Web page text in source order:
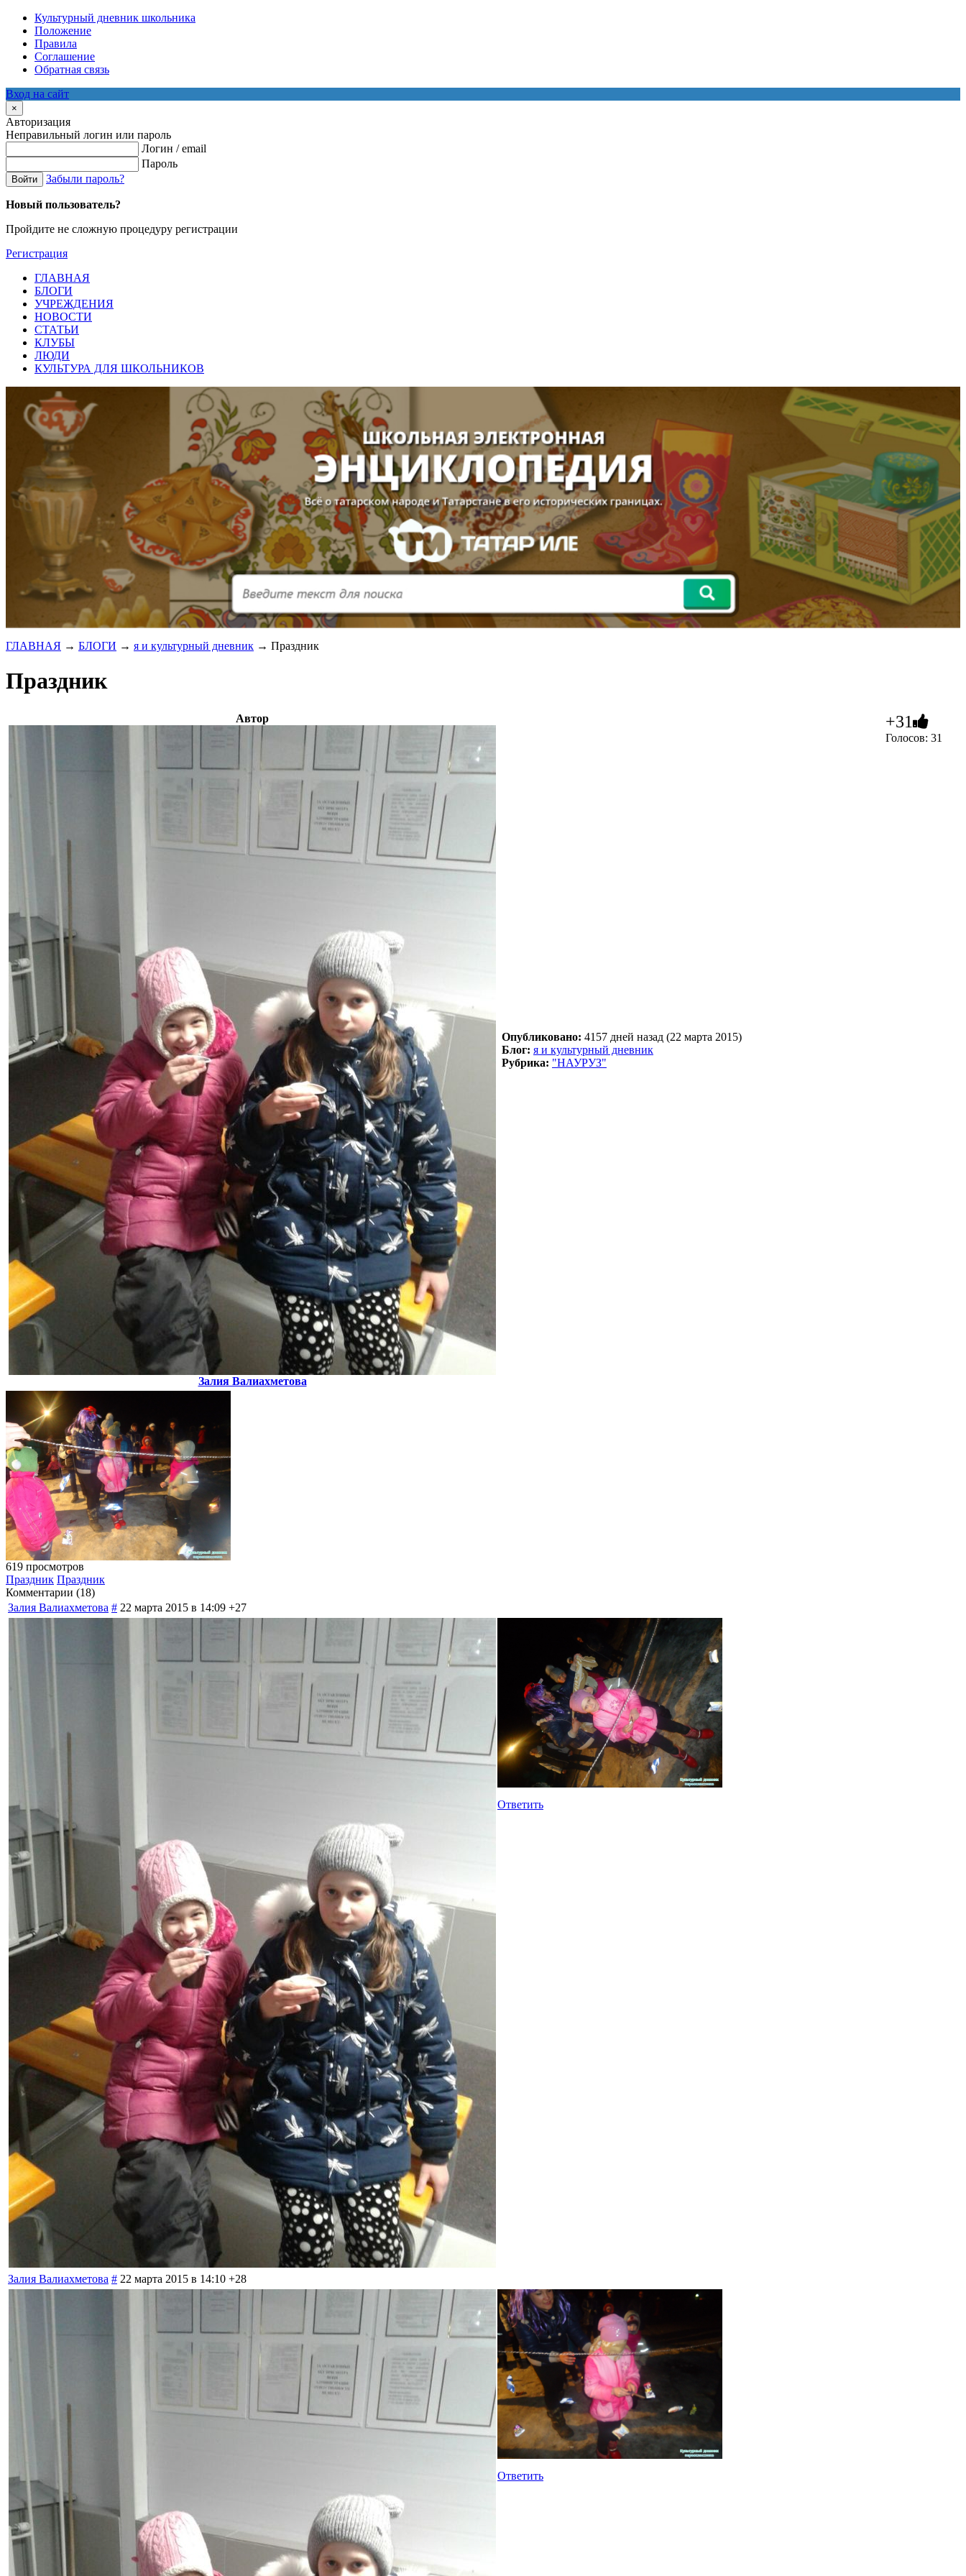
Культурный дневник школьника
Положение
Правила
Соглашение
Обратная связь
Вход на сайт
×
Авторизация
Неправильный логин или пароль
Логин / email
Пароль
Войти Забыли пароль?
Новый пользователь?
Пройдите не сложную процедуру регистрации
Регистрация
ГЛАВНАЯ
БЛОГИ
УЧРЕЖДЕНИЯ
НОВОСТИ
СТАТЬИ
КЛУБЫ
ЛЮДИ
КУЛЬТУРА ДЛЯ ШКОЛЬНИКОВ
ГЛАВНАЯ → БЛОГИ → я и культурный дневник → Праздник
Праздник
Автор
Залия Валиахметова
Опубликовано: 4157 дней назад (22 марта 2015)
Блог: я и культурный дневник
Рубрика: "НАУРУЗ"
+31
Голосов: 31
619 просмотров
Праздник Праздник
Комментарии (18)
Залия Валиахметова # 22 марта 2015 в 14:09 +27
Ответить
Залия Валиахметова # 22 марта 2015 в 14:10 +28
Ответить